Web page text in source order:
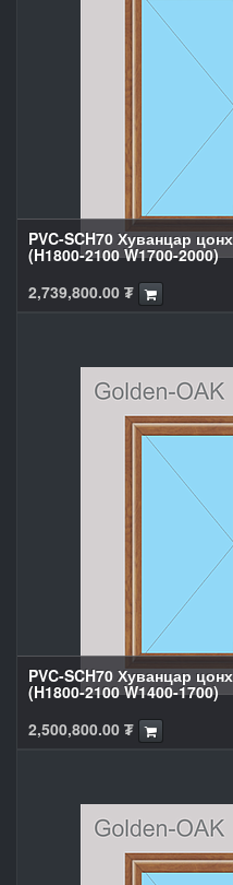
PVC-SCH70 Хуванцар
(H1800-2100 W1700-2000)
2,739,800.00 ₮
PVC-SCH70 Хуванцар
(H1800-2100 W1400-1700)
2,500,800.00 ₮